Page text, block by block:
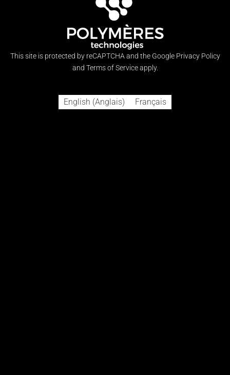
This site is protected by reCAPTCHA and the Google Privacy Policy
and Terms of Serviceapply.
English (Anglais) Français